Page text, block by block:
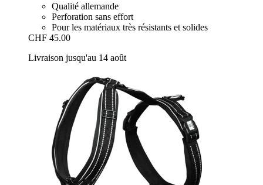
Qualité allemande
Perforation sans effort
Pour les matériaux très résistants et solides
CHF 45.00
Livraison jusqu'au 14 août